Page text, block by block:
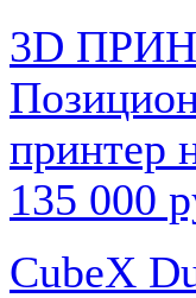
3D
принтер
135 000
CubeX